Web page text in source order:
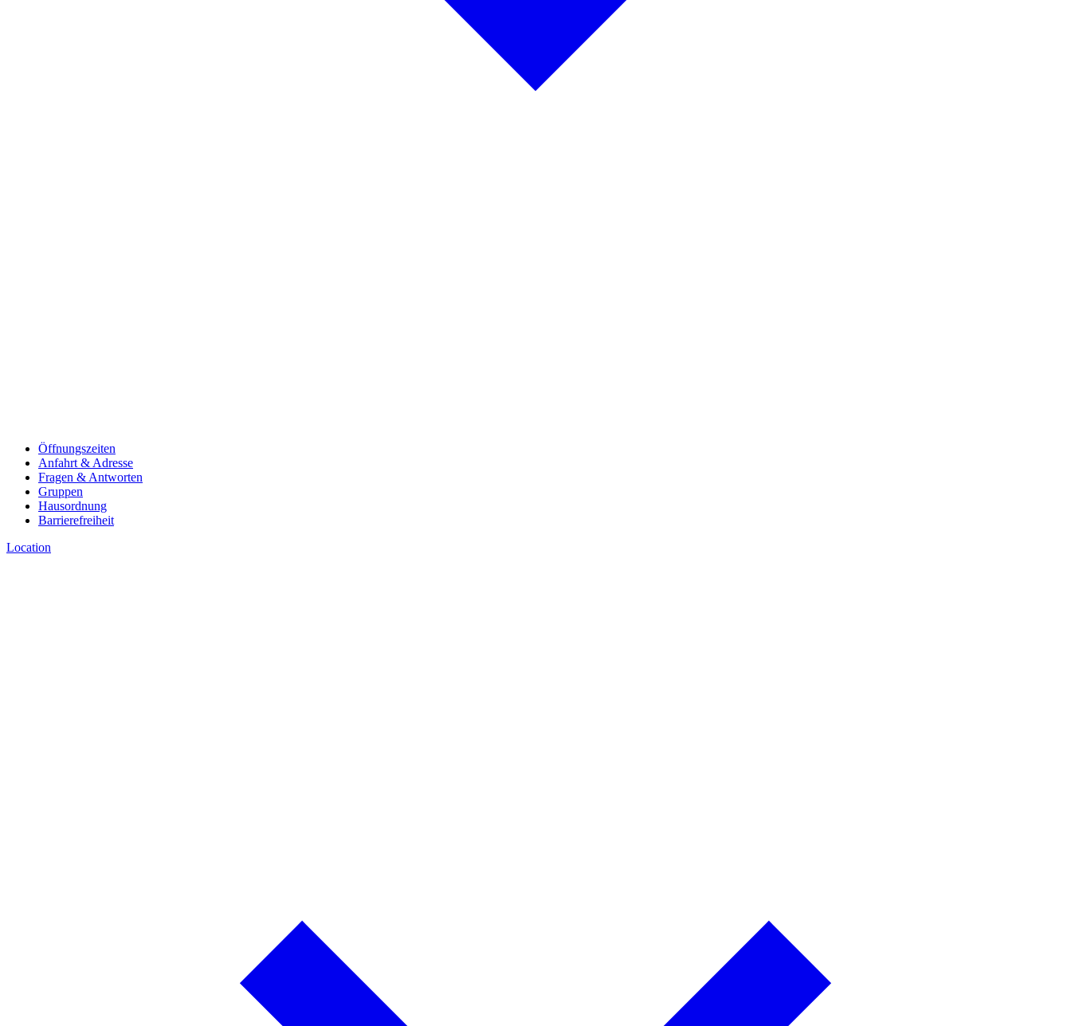
Öffnungszeiten
Anfahrt & Adresse
Fragen & Antworten
Gruppen
Hausordnung
Barrierefreiheit
Location